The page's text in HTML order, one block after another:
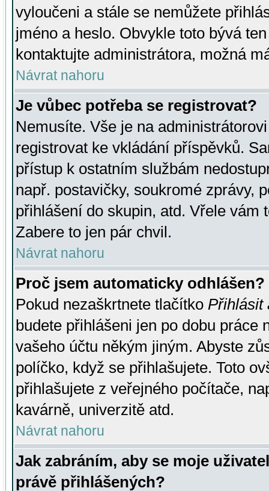
vyloučeni a stále se nemůžete
jméno a heslo. Obvykle toto bývá
kontaktujte administrátora, možná
Návrat nahoru
Je vůbec potřeba se registrovat?
Nemusíte. Vše je na
registrovat ke vkládání příspěvků.
přístup k ostatním službám
např. postavičky, soukromé zprávy,
přihlášení do skupin, atd. Vřele vám
Zabere to jen pár chvil.
Návrat nahoru
Proč jsem automaticky odhlášen?
Pokud nezaškrtnete tlačítko Přihlásit
budete přihlášeni jen po dobu práce
vašeho účtu někým jiným. Abyste
políčko, když se přihlašujete. Toto
přihlašujete z veřejného počítače,
kavárně, univerzitě atd.
Návrat nahoru
Jak zabráním, aby se moje
právě přihlášených?